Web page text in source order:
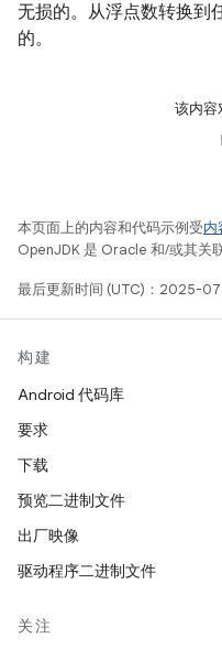
无损的。从浮点数转换到
的。
该内容
本页面上的内容和代码示例受内
OpenJDK 是 Oracle 和/或其关
最后更新时间 (UTC)：2025-
构建
Android 代码库
要求
下载
预览二进制文件
出厂映像
驱动程序二进制文件
关注